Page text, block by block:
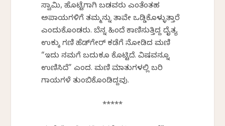
ಸ್ವಾಮಿ, ಹೊಟ್ಟೆಗಾಗಿ ಬಡವರು ಎಂತೆಂತಹ
ಅಪಾಯಗಳಿಗೆ ತಮ್ಮನ್ನು ತಾವೇ ಒಡ್ಡಿಕೊಳ್ಳುತ್ತಾರೆ
ಎಂದುಕೊಂಡರು. ಬೆನ್ನ ಹಿಂದೆ ಕಾಣಿಸುತ್ತಿದ್ದ ದೈತ್ಯ
ಉಕ್ಕು ಗಣಿ ಹೆಡ್‌ಗೇರ್ ಕಡೆಗೆ ನೋಡಿದ ಮಣಿ
“ಇದು ನಮಗೆ ಬದುಕೂ ಕೊಟ್ಟಿದೆ. ವಿಷವನ್ನೂ
ಉಣಿಸಿದೆ” ಎಂದ. ಮಣಿ ಮಾತುಗಳಲ್ಲಿ ಬರಿ
ಗಾಯಗಳೆ ತುಂಬಿಕೊಂಡಿದ್ದವು.
*****